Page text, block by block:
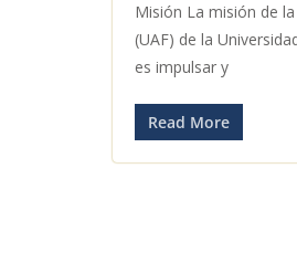
Misión La misión de
(UAF) de la
es impulsar y
Read More